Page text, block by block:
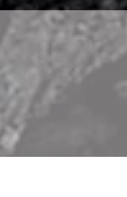
lahko nedaljevali z uporabo